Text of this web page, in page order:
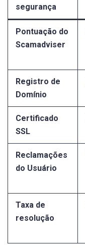
segurança
Pontuação do
Scamadviser
Registro de
Domínio
Certificado
SSL
Reclamações
do Usuário
Taxa de
resolução